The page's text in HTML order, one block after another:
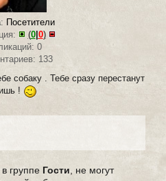
: Посетители
(0| 0)
0
133
собаку . Тебе сразу перестанут
!
группе Гости , не могут